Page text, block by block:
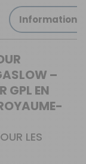
Informations
–
GPL EN
LES